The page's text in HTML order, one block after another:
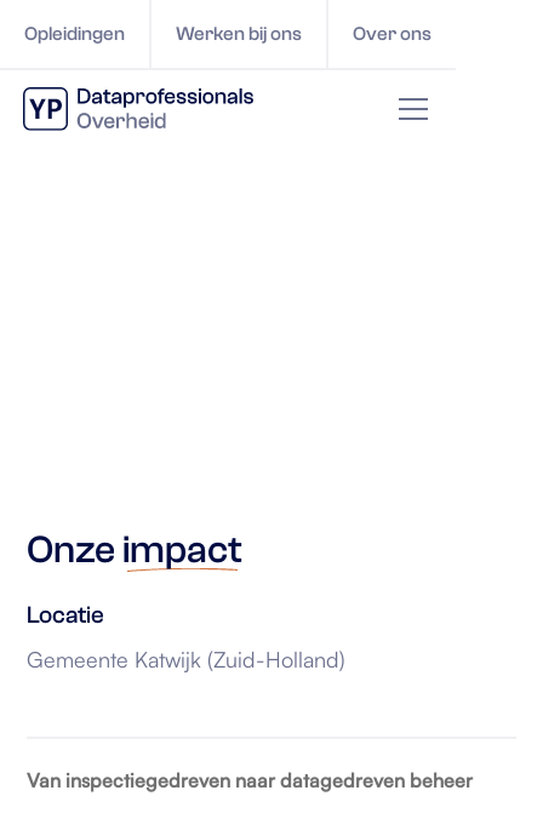
Opleidingen Werken bij ons Over ons
Onze impact
Locatie
Gemeente Katwijk (Zuid-Holland)
Van inspectiegedreven naar datagedreven beheer